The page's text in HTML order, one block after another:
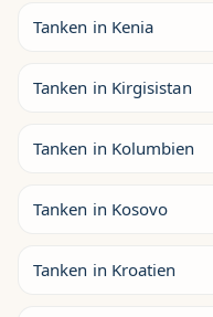
Tanken in Kenia
Tanken in Kirgisistan
Tanken in Kolumbien
Tanken in Kosovo
Tanken in Kroatien